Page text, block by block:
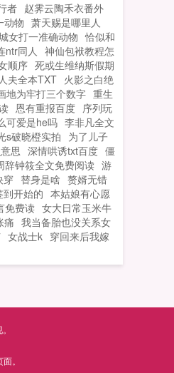
者 赵霁云陶禾衣番外
动物 萧天赐是哪里人
女打一准确动物 恰似和
ntr同人
神仙包袱教程怎
顺序 死或生维纳斯假期
夫全本TXT 火影之白绝
地为牢打三个数字 重生
恩有重报百度 序列玩
可爱是he吗 李非凡全文
s破晓橙实拍 为了儿子
思 深情哄诱txt百度 僵
辞钟筱全文免费阅读 游
穿 替身是啥 赘婿无错
到开始的 本姑娘有心愿
免费读 女大日常玉米牛
痛 我当备胎也没关系女
女战士k 穿回来后我嫁
。